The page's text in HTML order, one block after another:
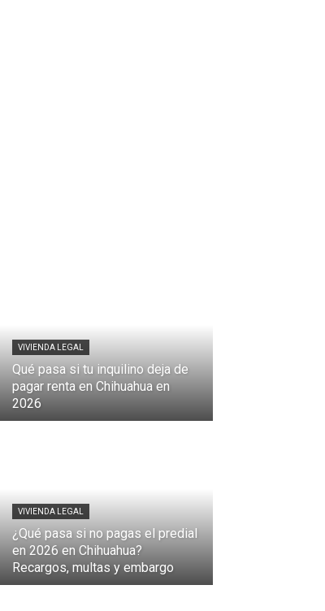
VIVIENDA LEGAL
Qué pasa si tu inquilino deja de
pagar renta en Chihuahua en
2026
VIVIENDA LEGAL
¿Qué pasa si no pagas el predial
en 2026 en Chihuahua?
Recargos, multas y embargo